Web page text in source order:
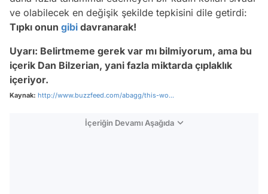
ve olabilecek en değişik şekilde tepkisini dile getirdi:
Tıpkı onun gibi davranarak!
Uyarı: Belirtmeme gerek var mı bilmiyorum, ama bu
içerik Dan Bilzerian, yani fazla miktarda çıplaklık
içeriyor.
Kaynak: http://www.buzzfeed.com/abagg/this-wo...
İçeriğin Devamı Aşağıda